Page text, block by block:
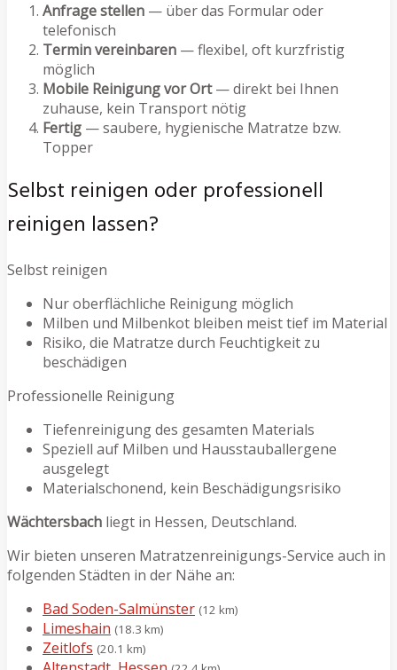
Anfrage stellen — über das Formular oder
telefonisch
Termin vereinbaren — flexibel, oft kurzfristig
möglich
Mobile Reinigung vor Ort— direkt bei Ihnen
zuhause, kein Transport nötig
Fertig — saubere, hygienische Matratze bzw.
Topper
Selbst reinigen oder professionell
reinigen lassen?
Selbst reinigen
Nur oberflächliche Reinigung möglich
Milben und Milbenkot bleiben meist tief im Material
Risiko, die Matratze durch Feuchtigkeit zu
beschädigen
Professionelle Reinigung
Tiefenreinigung des gesamten Materials
Speziell auf Milben und Hausstauballergene
ausgelegt
Materialschonend, kein Beschädigungsrisiko
Wächtersbach liegt in Hessen, Deutschland.
Wir bieten unseren Matratzenreinigungs-Service auch in
folgenden Städten in der Nähe an:
Bad Soden-Salmünster (12 km)
Limeshain (18.3 km)
Zeitlofs (20.1 km)